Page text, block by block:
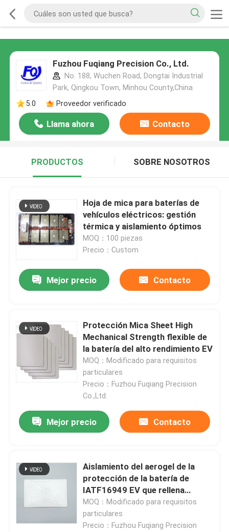
Fuzhou Fuqiang Precision Co., Ltd.
No. 188, Wuchen Road, Dongtai Industrial
Park, Qingkou Town, Minhou County,China
5.0
Proveedor verificado
Llama ahora Contacto
PRODUCTOS SOBRE NOSOTROS
Hoja de mica para baterías de
vehículos eléctricos: gestión
térmica y aislamiento óptimos
MOQ：100 piezas
Precio：Custom
Mejor precio Contacto
Protección Mica Sheet High
Mechanical Strength flexible de
la batería del alto rendimiento EV
MOQ：Modificado para requisitos
particulares
Precio：Fuzhou Fuqiang Precision
Co.,Ltd.
Mejor precio Contacto
Aislamiento del aerogel de la
protección de la batería de
IATF16949 EV que rellena
conductividad termal baja
MOQ：Modificado para requisitos
particulares
Precio：Fuzhou Fuqiang Precision